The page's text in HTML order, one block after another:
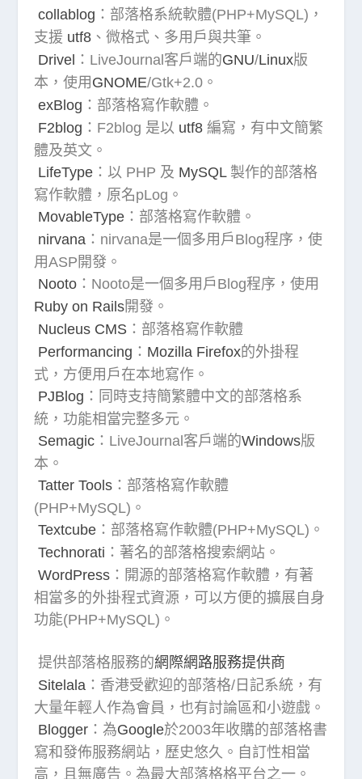
collablog ：部落格系統軟體(PHP+MySQL)，
支援 utf8 、微格式、多用戶與共筆。
Drivel ：LiveJournal客戶端的GNU/Linux版
本，使用 GNOME/Gtk+2.0。
exBlog ：部落格寫作軟體。
F2blog ：F2blog 是以 utf8 編寫，有中文簡繁
體及英文。
LifeType ：以 PHP 及 MySQL製作的部落格
寫作軟體，原名pLog 。
MovableType ：部落格寫作軟體。
nirvana ：nirvana是一個多用戶Blog程序，使
用ASP開發。
Nooto ：Nooto是一個多用戶Blog程序，使用
Ruby on Rails開發。
Nucleus CMS ：部落格寫作軟體
Performancing ： Mozilla Firefox的外掛程
式，方便用戶在本地寫作。
PJBlog ：同時支持簡繁體中文的部落格系
統，功能相當完整多元。
Semagic ：LiveJournal客戶端的Windows版
本。
Tatter Tools ：部落格寫作軟體
(PHP+MySQL)。
Textcube ：部落格寫作軟體(PHP+MySQL)。
Technorati ：著名的部落格搜索網站。
WordPress ：開源的部落格寫作軟體，有著
相當多的外掛程式資源，可以方便的擴展自身
功能(PHP+MySQL)。
提供部落格服務的網際網路服務提供商
Sitelala ：香港受歡迎的部落格/日記系統，有
大量年輕人作為會員，也有討論區和小遊戲。
Blogger ：為Google於2003年收購的部落格書
寫和發佈服務網站，歷史悠久。自訂性相當
高，且無廣告。為最大部落格格平台之一。